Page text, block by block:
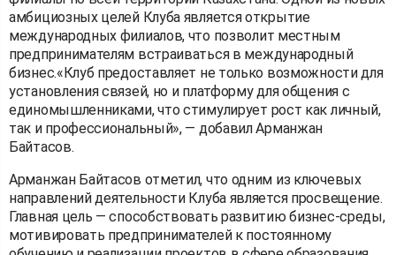
амбициозных целей Клуба является открытие
международных филиалов, что позволит местным
предпринимателям встраиваться в международный
бизнес.«Клуб предоставляет не только возможности для
установления связей, но и платформу для общения с
единомышленниками, что стимулирует рост как личный,
так и профессиональный», — добавил Арманжан
Байтасов.
Арманжан Байтасов отметил, что одним из ключевых
направлений деятельности Клуба является просвещение.
Главная цель — способствовать развитию бизнес-среды,
мотивировать предпринимателей к постоянному